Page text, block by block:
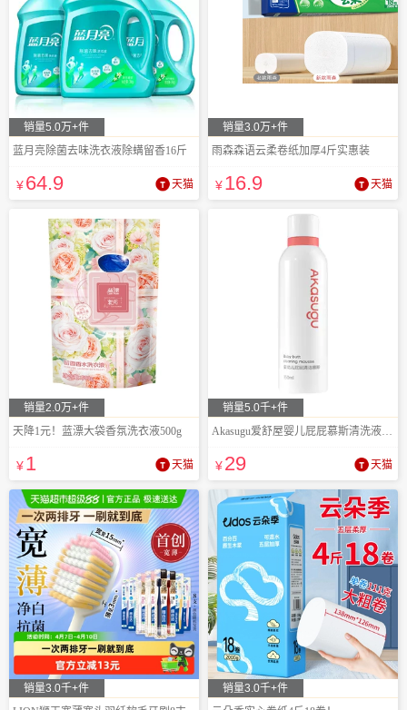
销量5.0万+件
蓝月亮除菌去味洗衣液除螨留香16斤
¥64.9 天猫
销量3.0万+件
雨森森语云柔卷纸加厚4斤实惠装
¥16.9 天猫
销量2.0万+件
天降1元！蓝漂大袋香氛洗衣液500g
¥1 天猫
销量5.0千+件
Akasugu爱舒屋婴儿屁屁慕斯清洗液儿童
¥29 天猫
销量3.0千+件
销量3.0千+件